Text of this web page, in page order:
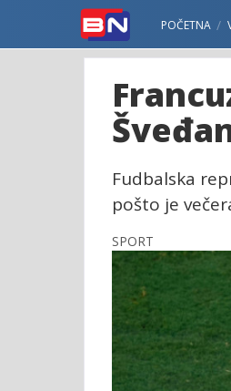
POČETNA
Fudbalska
pošto je
SPORT